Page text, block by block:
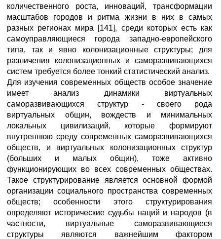
количественного роста, инноваций, трансформации
масштабов городов и ритма жизни в них в самых
разных регионах мира [141], среди которых есть как
самоуправляющиеся города западно-европейского
типа, так и явно колонизационные структуры; для
различения колонизационных и саморазвивающихся
систем требуется более тонкий статистический анализ.
Для изучения современных обществ особое значение
имеет анализ динамики виртуальных
саморазвивающихся структур - своего рода
виртуальных общин, вождеств и минимальных
локальных цивилизаций, которые формируют
внутреннюю среду современных саморазвивающихся
обществ, и виртуальных колонизационных структур
(больших и малых общин), тоже активно
функционирующих во всех современных обществах.
Такое структурирование является основной формой
организации социального пространства современных
обществ; особенности этого структурирования
определяют исторические судьбы наций и народов (в
частности, виртуальные саморазвивающиеся
структуры являются важнейшим фактором